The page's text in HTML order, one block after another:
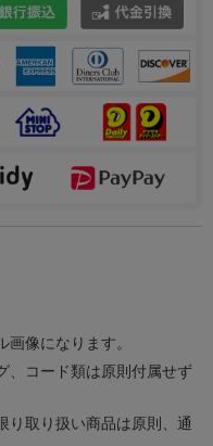
像になります。
、コード類は原則付属せず
り取り扱い商品は原則、通